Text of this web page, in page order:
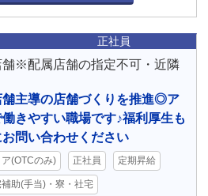
正社員
※配属店舗の指定不可・近隣
舗主導の店舗づくりを推進◎ア
きやすい職場です♪福利厚生も
問い合わせください
ア(OTCのみ) 正社員 定期昇給
助(手当)・寮・社宅